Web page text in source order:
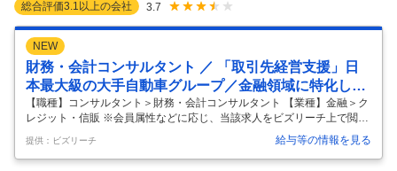
総合評価3.1 以上の会社 3.7
NEW
財務・会計コンサルタント ／ 「取引先経営支援」日
本最大級の大手自動車グループ／金融領域に特化した
プロフェッショナル集団
【職種】コンサルタント＞財務・会計コンサルタント 【業種】金融＞ク
レジット・信販 ※会員属性などに応じ、当該求人をビズリーチ上で閲覧
された際に内容が異なる場合があります 【当社について】 当社は、世界
35以上の国・地域でトップクラスの完成車グループの金融サービスを担
っております。 主に、自動車販売に関する金融事業、クレジットカード
提供：ビズリーチ 給与等の情報を見る